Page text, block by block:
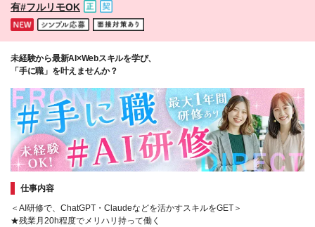
都・神奈川県・埼玉県・千葉県】日給8582円 【愛知
県】日給7980円 【大阪府・兵庫県・京都府】日給
8239円 【北海道】日給7525円 【宮城県】日給7266
円 【福岡県】日給7399円 ※地域により支給金額は異
なります
有#フルリモOK
未経験から最新AI×Webスキルを学び、
「手に職」を叶えませんか？
仕事内容
＜AI研修で、ChatGPT・Claudeなどを活かすスキルをGET＞
★残業月20h程度でメリハリ持って働く